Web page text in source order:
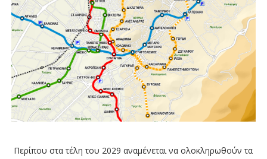
Περίπου στα τέλη του 2029 αναμένεται να ολοκληρωθούν τα